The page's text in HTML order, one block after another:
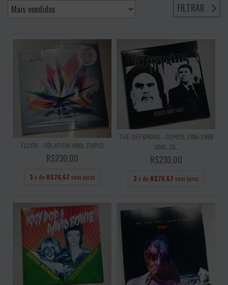
FILTRAR
FLOOR - OBLATION VINIL DUPLO
R$230,00
3 x de R$76,67 sem juros
THE OFFSPRING - DEMOS 1986-1988
VINIL 20...
R$230,00
3 x de R$76,67 sem juros